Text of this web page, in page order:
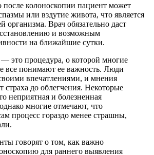
после колоноскопии пациент может
или вздутие живота, что является
организма. Врач обязательно даст
и возможным
на ближайшие сутки.
это процедура, о которой многие
все понимают ее важность. Люди
впечатлениями, и мнения
страха до облегчения. Некоторые
неприятная и болезненная
многие отмечают, что
процесс гораздо менее страшны,
говорят о том, как важно
для раннего выявления